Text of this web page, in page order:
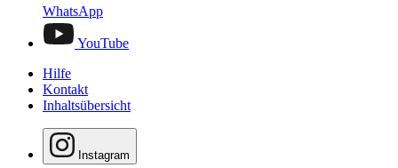
WhatsApp
YouTube
Hilfe
Kontakt
Inhaltsübersicht
Instagram